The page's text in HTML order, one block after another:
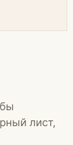
лист,